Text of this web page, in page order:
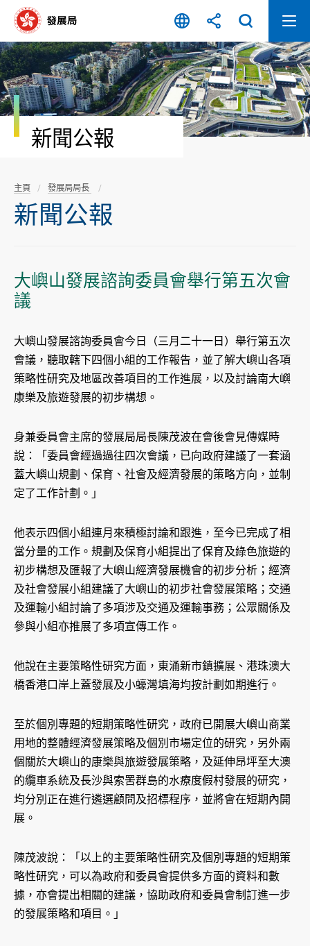
容
開
始
新聞公報
主頁 發展局局長
新聞公報
大嶼山發展諮詢委員會舉行第五次會
議
大嶼山發展諮詢委員會今日（三月二十一日）舉行第五次
會議，聽取轄下四個小組的工作報告，並了解大嶼山各項
策略性研究及地區改善項目的工作進展，以及討論南大嶼
康樂及旅遊發展的初步構想。
身兼委員會主席的發展局局長陳茂波在會後會見傳媒時
說：「委員會經過過往四次會議，已向政府建議了一套涵
蓋大嶼山規劃、保育、社會及經濟發展的策略方向，並制
定了工作計劃。」
他表示四個小組連月來積極討論和跟進，至今已完成了相
當分量的工作。規劃及保育小組提出了保育及綠色旅遊的
初步構想及匯報了大嶼山經濟發展機會的初步分析；經濟
及社會發展小組建議了大嶼山的初步社會發展策略；交通
及運輸小組討論了多項涉及交通及運輸事務；公眾關係及
參與小組亦推展了多項宣傳工作。
他說在主要策略性研究方面，東涌新市鎮擴展、港珠澳大
橋香港口岸上蓋發展及小蠔灣填海均按計劃如期進行。
至於個別專題的短期策略性研究，政府已開展大嶼山商業
用地的整體經濟發展策略及個別市場定位的研究，另外兩
個關於大嶼山的康樂與旅遊發展策略，及延伸昂坪至大澳
的纜車系統及長沙與索罟群島的水療度假村發展的研究，
均分別正在進行遴選顧問及招標程序，並將會在短期內開
展。
陳茂波說：「以上的主要策略性研究及個別專題的短期策
略性研究，可以為政府和委員會提供多方面的資料和數
據，亦會提出相關的建議，協助政府和委員會制訂進一步
的發展策略和項目。」